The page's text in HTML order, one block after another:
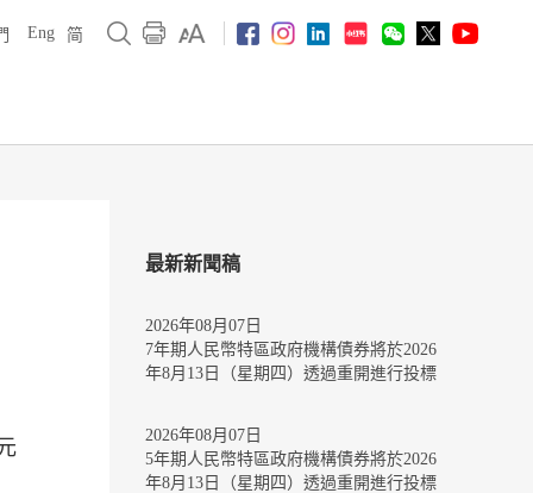
Eng 简
最新新聞稿
2026年08月07日
7年期人民幣特區政府機構債券將於2026
年8月13日（星期四）透過重開進行投標
2026年08月07日
5年期人民幣特區政府機構債券將於2026
年8月13日（星期四）透過重開進行投標